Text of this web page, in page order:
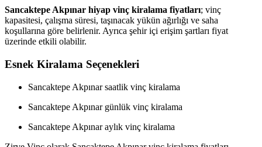
Sancaktepe Akpınar hiyap vinç kiralama fiyatları; vinç
kapasitesi, çalışma süresi, taşınacak yükün ağırlığı ve saha
koşullarına göre belirlenir. Ayrıca şehir içi erişim şartları fiyat
üzerinde etkili olabilir.
Esnek Kiralama Seçenekleri
Sancaktepe Akpınar saatlik vinç kiralama
Sancaktepe Akpınar günlük vinç kiralama
Sancaktepe Akpınar aylık vinç kiralama